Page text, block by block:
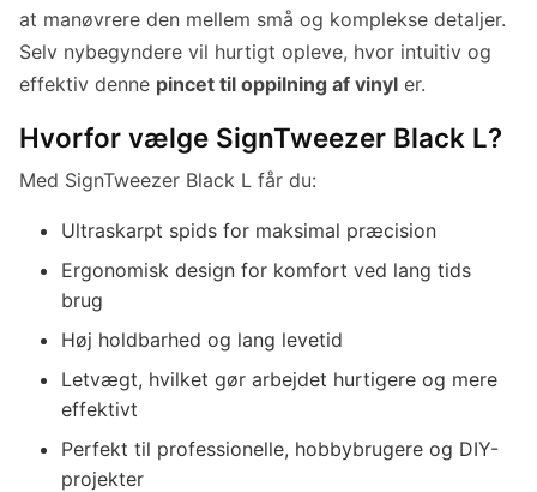
at manøvrere den mellem små og komplekse detaljer.
Selv nybegyndere vil hurtigt opleve, hvor intuitiv og
effektiv denne pincet til oppilning af vinyl er.
Hvorfor vælge SignTweezer Black L?
Med SignTweezer Black L får du:
Ultraskarpt spids for maksimal præcision
Ergonomisk design for komfort ved lang tids
brug
Høj holdbarhed og lang levetid
Letvægt, hvilket gør arbejdet hurtigere og mere
effektivt
Perfekt til professionelle, hobbybrugere og DIY-
projekter